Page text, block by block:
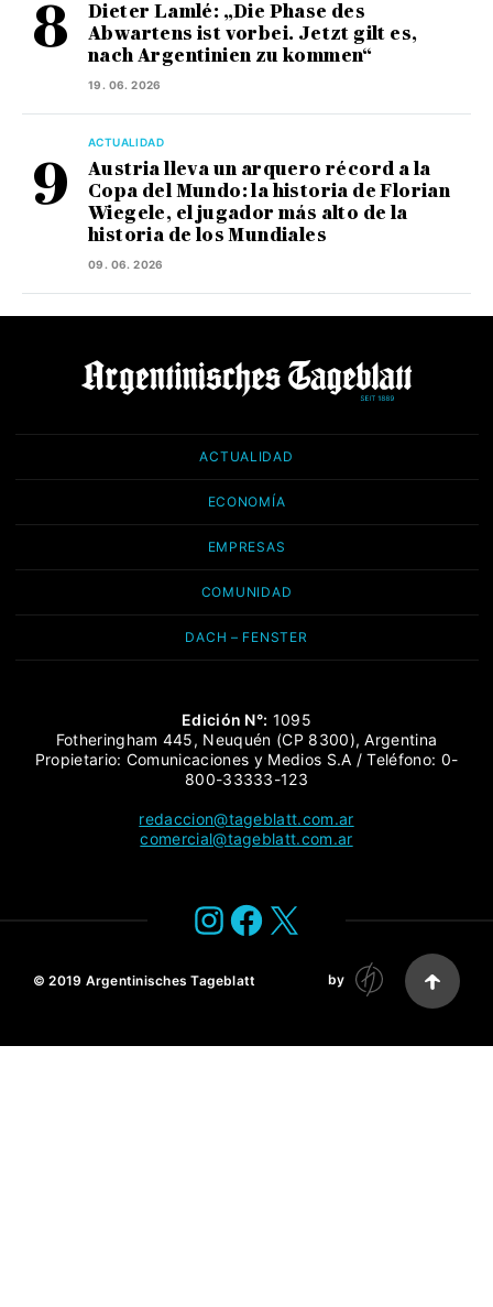
Dieter Lamlé: „Die Phase des
Abwartens ist vorbei. Jetzt gilt es,
nach Argentinien zu kommen“
19. 06. 2026
ACTUALIDAD
Austria lleva un arquero récord a la
Copa del Mundo: la historia de Florian
Wiegele, el jugador más alto de la
historia de los Mundiales
09. 06. 2026
ACTUALIDAD
ECONOMÍA
EMPRESAS
COMUNIDAD
DACH – FENSTER
Edición N°: 1095
Fotheringham 445, Neuquén (CP 8300), Argentina
Propietario: Comunicaciones y Medios S.A / Teléfono: 0-
800-33333-123
redaccion@tageblatt.com.ar
comercial@tageblatt.com.ar
Instagram
Facebook
X
© 2019 Argentinisches Tageblatt by